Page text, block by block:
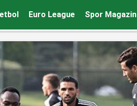
Euro League Spor Magazin